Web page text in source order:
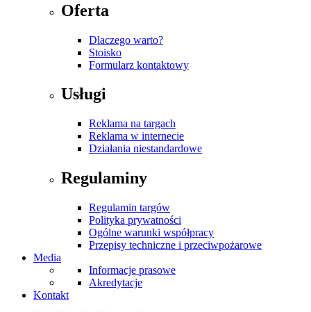
Oferta
Dlaczego warto?
Stoisko
Formularz kontaktowy
Usługi
Reklama na targach
Reklama w internecie
Działania niestandardowe
Regulaminy
Regulamin targów
Polityka prywatności
Ogólne warunki współpracy
Przepisy techniczne i przeciwpożarowe
Media
Informacje prasowe
Akredytacje
Kontakt